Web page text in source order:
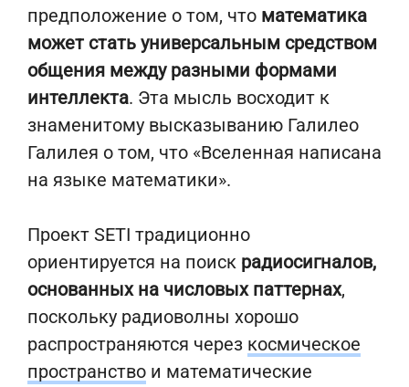
предположение о том, что математика
может стать универсальным средством
общения между разными формами
интеллекта. Эта мысль восходит к
знаменитому высказыванию Галилео
Галилея о том, что «Вселенная написана
на языке математики».
Проект SETI традиционно
ориентируется на поиск радиосигналов,
основанных на числовых паттернах,
поскольку радиоволны хорошо
распространяются через космическое
пространство и математические